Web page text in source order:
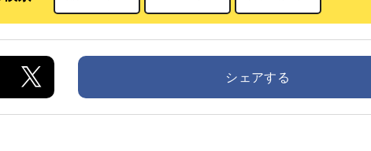
シェアする